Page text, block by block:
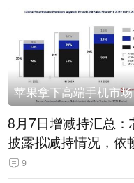
苹果
8月7日增减持汇总：
披露拟减持情况，依
微拟增持（表）
9